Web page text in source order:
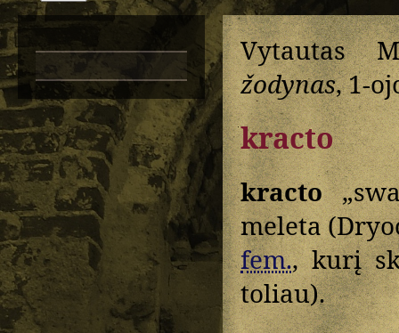
Vytautas
žodynas, 1-
kracto
kracto
meleta
fem., kurį
toliau).